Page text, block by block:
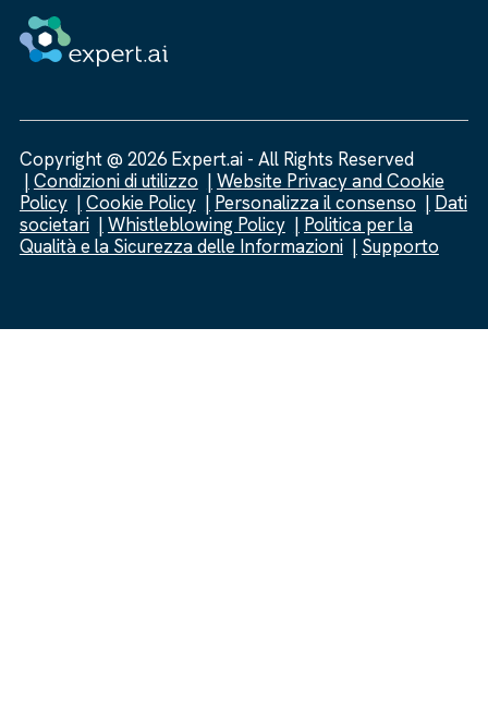
Copyright @ 2026 Expert.ai - All Rights Reserved
Condizioni di utilizzo
Website Privacy and Cookie
Policy
Cookie Policy Personalizza il consenso
Dati
societari
Whistleblowing Policy
Politica per la
Qualità e la Sicurezza delle Informazioni
Supporto